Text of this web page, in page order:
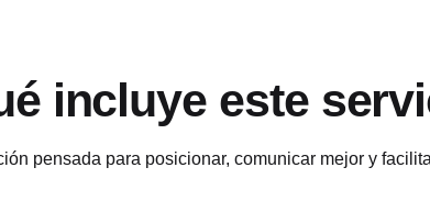
incluye este
pensada para posicionar, comunicar mejor y